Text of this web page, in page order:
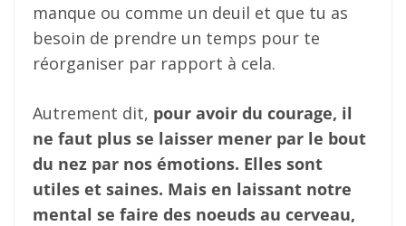
manque ou comme un deuil et que tu as
besoin de prendre un temps pour te
réorganiser par rapport à cela.
Autrement dit, pour avoir du courage, il
ne faut plus se laisser mener par le bout
du nez par nos émotions. Elles sont
utiles et saines. Mais en laissant notre
mental se faire des noeuds au cerveau,